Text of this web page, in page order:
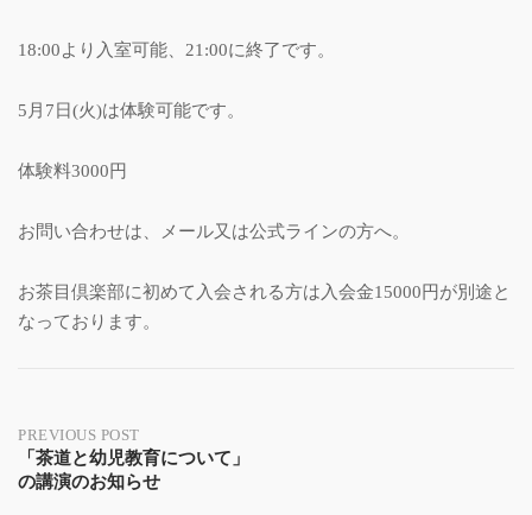
18:00より入室可能、21:00に終了です。
5月7日(火)は体験可能です。
体験料3000円
お問い合わせは、メール又は公式ラインの方へ。
お茶目倶楽部に初めて入会される方は入会金15000円が別途と
なっております。
Post
navigation
PREVIOUS POST
「茶道と幼児教育について」
の講演のお知らせ